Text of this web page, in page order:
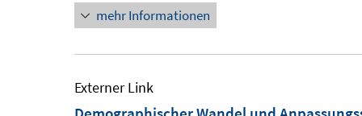
mehr Informationen
Externer Link